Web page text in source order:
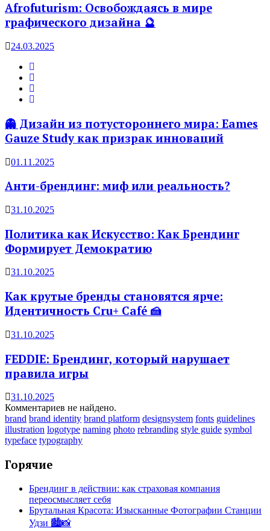
Afrofuturism: Освобождаясь в мире
графического дизайна 🔮
24.03.2025
👻 Дизайн из потустороннего мира: Eames
Gauze Study как призрак инноваций
01.11.2025
Анти-брендинг: миф или реальность?
31.10.2025
Политика как Искусство: Как Брендинг
Формирует Демократию
31.10.2025
Как крутые бренды становятся ярче:
Идентичность Cru+ Café 🍰
31.10.2025
FEDDIE: Брендинг, который нарушает
правила игры
31.10.2025
Комментариев не найдено.
brand brand identity brand platform designsystem fonts guidelines
illustration logotype naming photo rebranding style guide symbol
typeface typography
Горячие
Брендинг в действии: как страховая компания
переосмысляет себя
Брутальная Красота: Изысканные Фотографии Станции
Удзи 🏙️📸